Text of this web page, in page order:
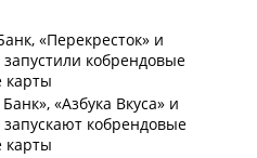
«Перекресток» и
кобрендовые
карты
«Азбука Вкуса» и
кобрендовые
карты